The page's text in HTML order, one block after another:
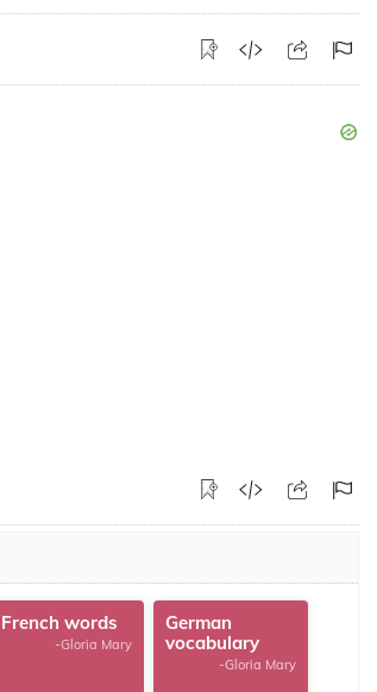
French words
-Gloria Mary
German
vocabulary
-Gloria Mary